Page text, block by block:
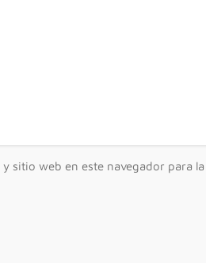
sitio web en este navegador para